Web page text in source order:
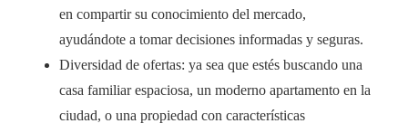
en compartir su conocimiento del mercado,
ayudándote a tomar decisiones informadas y seguras.
Diversidad de ofertas: ya sea que estés buscando una
casa familiar espaciosa, un moderno apartamento en la
ciudad, o una propiedad con características